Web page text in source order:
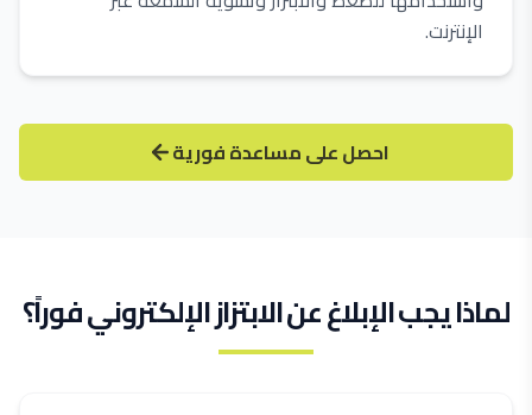
الإنترنت.
احصل على مساعدة فورية
لماذا يجب الإبلاغ عن الابتزاز الإلكتروني فوراً؟